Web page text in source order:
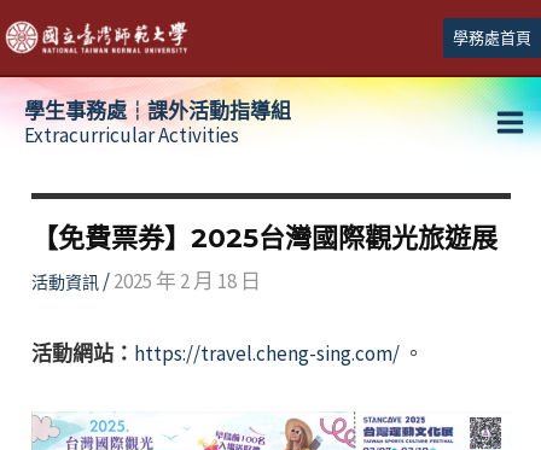
跳
至
主
學務處首頁
學生事務處┆課外活動指導組
Extracurricular Activities
【免費票券】2025台灣國際觀光旅遊展
活動資訊/2025 年 2 月 18 日
活動網站： https://travel.cheng-sing.com/。